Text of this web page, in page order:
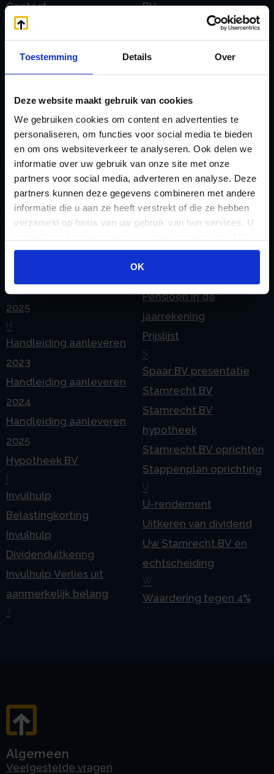
Toestemming Details Over
Deze website maakt gebruik van cookies
We gebruiken cookies om content en advertenties te
personaliseren, om functies voor social media te bieden
en om ons websiteverkeer te analyseren. Ook delen we
informatie over uw gebruik van onze site met onze
partners voor social media, adverteren en analyse. Deze
partners kunnen deze gegevens combineren met andere
informatie die u aan ze heeft verstrekt of die ze hebben
verzameld op basis van uw gebruik van hun services. U
gebruiken.
OK
Contact
eHerkenning voor uw
Stamrecht BV
Emigratie Pensioen BV
Fiscale waardering
Flex BV oprichten of
omzetten
Geleidebiljet jaarstukken
2023
Geleidebiljet jaarstukken
Geleidebiljet jaarstukken
2025
H
Handleiding aanleveren
2023
Handleiding aanleveren
2024
Handleiding aanleveren
2025
Hypotheek BV
Invulhulp
Belastingkorting
Invulhulp
Dividenduitkering
Invulhulp Verlies uit
aanmerkelijk belang
BV
Onzakelijke lening
Overdracht vanuit
banksparen
Overgang naar
Stamrecht BV
P
Pensioen BV
Pensioen BV bij
overlijden
Pensioen in de
jaarrekening
Prijslijst
S
Spaar BV presentatie
Stamrecht BV
Stamrecht BV
hypotheek
Stamrecht BV oprichten
Stappenplan oprichting
U
U-rendement
Uitkeren van dividend
Uw Stamrecht BV en
echtscheiding
W
Waardering tegen 4%
Algemeen
Veelgestelde vragen